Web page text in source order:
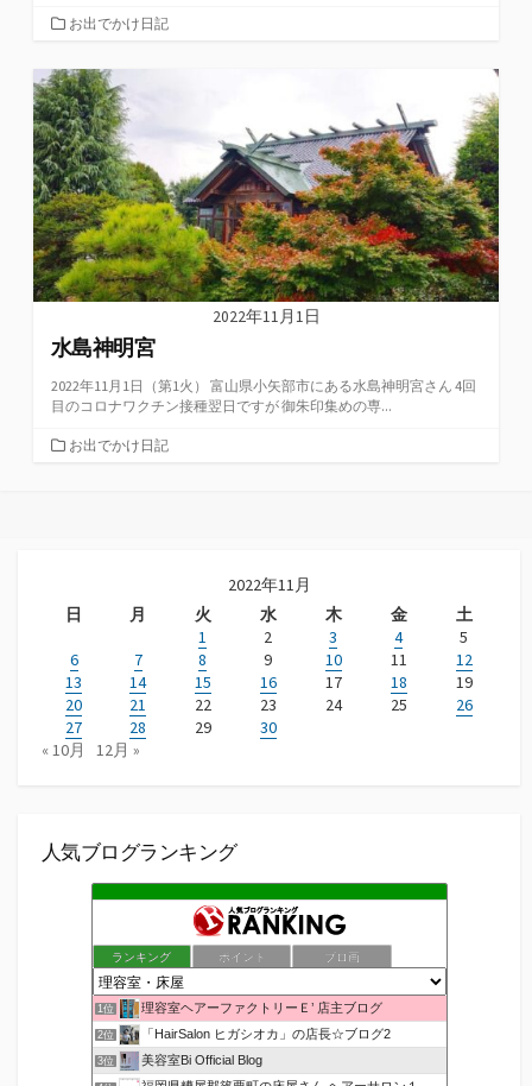
カ
ゴ
リ
ー
お出でかけ日記
2022年11月1日
水島神明宮
2022年11月1日（第1火） 富山県小矢部市にある水島神明宮さん 4回
目のコロナワクチン接種翌日ですが 御朱印集めの専...
カお出でかけ日記
2022年11月
日
月 火 水 木 金
土
1
2 3 4
5
6
7 8 9 10 11
12
13
14 15 16 17 18
19
20
21 22 23 24 25
26
27
28 29
30
« 10月
12月 »
人気ブログランキング
ランキング ポイント ブロ画
1位 理容室ヘアーファクトリーＥ’ 店主ブログ
2位 「HairSalon ヒガシオカ」の店長☆ブログ2
3位 美容室Bi Official Blog